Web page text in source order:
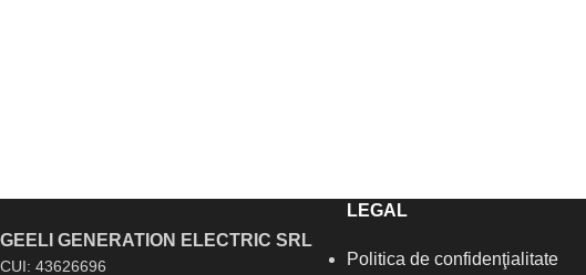
GEELI GENERATION ELECTRIC SRL
CUI: 43626696
LEGAL
Politica de confidenţialitate